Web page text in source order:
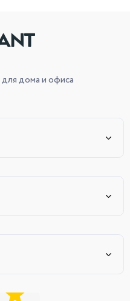
для дома и офиса